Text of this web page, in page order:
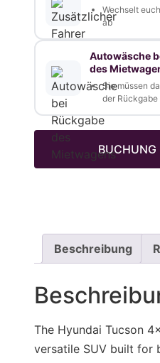
Wechselt
ab
Autowäsche
des
Sie müssen
der
BUCHUNG
Beschreibung
The Hyundai Tucson
versatile SUV built